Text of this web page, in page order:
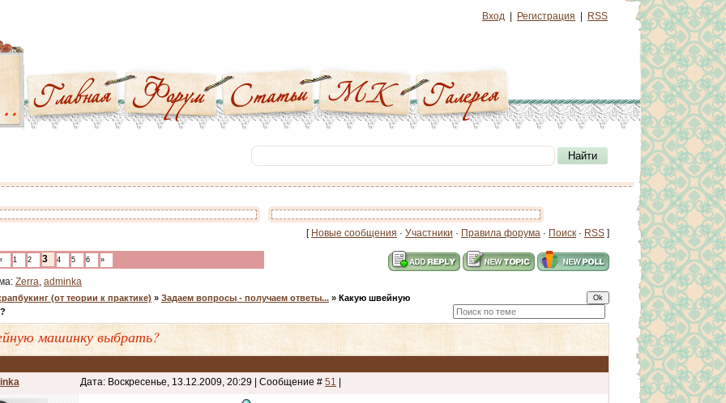
Вход Регистрация RSS
[ Новые сообщения · Участники · Правила форума · Поиск · RSS ]
1 2 3 4 5 6 »
Zerra, adminka
(от теории к практике) » Задаем вопросы - получаем ответы... » Какую швейную
машинку выбрать?
Дата: Воскресенье, 13.12.2009, 20:29 | Сообщение # 51